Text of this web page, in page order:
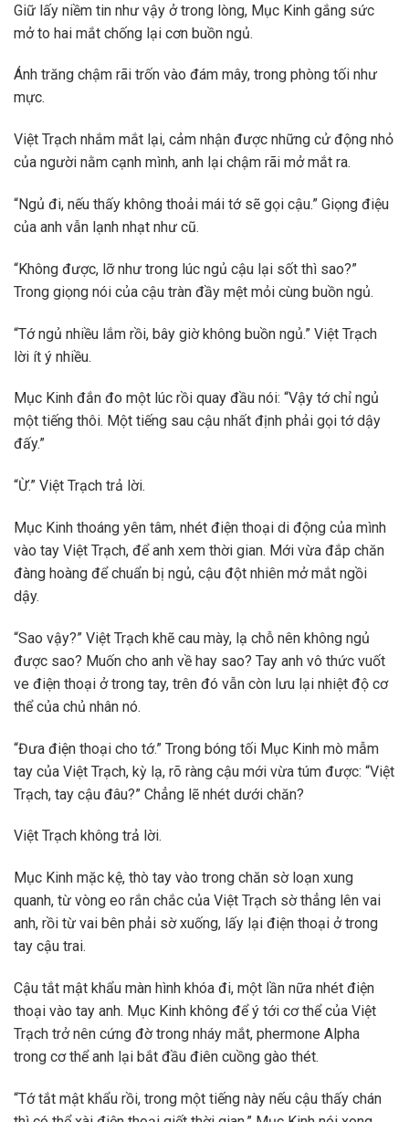
Giữ lấy niềm tin như vậy ở trong lòng, Mục Kinh gắng sức
mở to hai mắt chống lại cơn buồn ngủ.
Ánh trăng chậm rãi trốn vào đám mây, trong phòng tối như
mực.
Việt Trạch nhắm mắt lại, cảm nhận được những cử động nhỏ
của người nằm cạnh mình, anh lại chậm rãi mở mắt ra.
“Ngủ đi, nếu thấy không thoải mái tớ sẽ gọi cậu.” Giọng điệu
của anh vẫn lạnh nhạt như cũ.
“Không được, lỡ như trong lúc ngủ cậu lại sốt thì sao?”
Trong giọng nói của cậu tràn đầy mệt mỏi cùng buồn ngủ.
“Tớ ngủ nhiều lắm rồi, bây giờ không buồn ngủ.” Việt Trạch
lời ít ý nhiều.
Mục Kinh đắn đo một lúc rồi quay đầu nói: “Vậy tớ chỉ ngủ
một tiếng thôi. Một tiếng sau cậu nhất định phải gọi tớ dậy
đấy.”
“Ừ.” Việt Trạch trả lời.
Mục Kinh thoáng yên tâm, nhét điện thoại di động của mình
vào tay Việt Trạch, để anh xem thời gian. Mới vừa đắp chăn
đàng hoàng để chuẩn bị ngủ, cậu đột nhiên mở mắt ngồi
dậy.
“Sao vậy?” Việt Trạch khẽ cau mày, lạ chỗ nên không ngủ
được sao? Muốn cho anh về hay sao? Tay anh vô thức vuốt
ve điện thoại ở trong tay, trên đó vẫn còn lưu lại nhiệt độ cơ
thể của chủ nhân nó.
“Đưa điện thoại cho tớ.” Trong bóng tối Mục Kinh mò mẫm
tay của Việt Trạch, kỳ lạ, rõ ràng cậu mới vừa túm được: “Việt
Trạch, tay cậu đâu?” Chẳng lẽ nhét dưới chăn?
Việt Trạch không trả lời.
Mục Kinh mặc kệ, thò tay vào trong chăn sờ loạn xung
quanh, từ vòng eo rắn chắc của Việt Trạch sờ thẳng lên vai
anh, rồi từ vai bên phải sờ xuống, lấy lại điện thoại ở trong
tay cậu trai.
Cậu tắt mật khẩu màn hình khóa đi, một lần nữa nhét điện
thoại vào tay anh. Mục Kinh không để ý tới cơ thể của Việt
Trạch trở nên cứng đờ trong nháy mắt, phermone Alpha
trong cơ thể anh lại bắt đầu điên cuồng gào thét.
“Tớ tắt mật khẩu rồi, trong một tiếng này nếu cậu thấy chán